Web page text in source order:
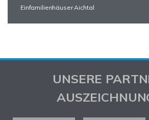
Einfamilienhäuser Aichtal
UNSERE